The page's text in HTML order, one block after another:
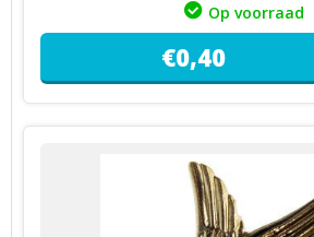
Op voorraad
€0,40